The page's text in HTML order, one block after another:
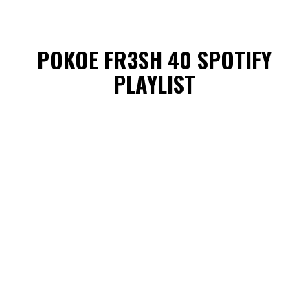
POKOE FR3SH 40 SPOTIFY
PLAYLIST